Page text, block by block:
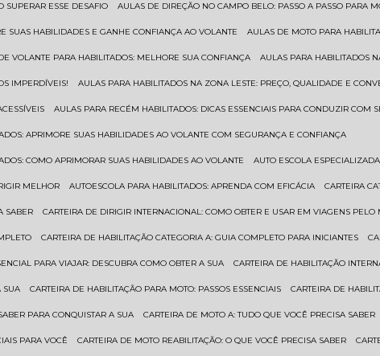
SUPERAR ESSE DESAFIO AULAS DE DIREÇÃO NO CAMPO BELO: PASSO A PASSO PARA
SUAS HABILIDADES E GANHE CONFIANÇA AO VOLANTE AULAS DE MOTO PARA
DE VOLANTE PARA HABILITADOS: MELHORE SUA CONFIANÇA AULAS PARA HABILITADOS
IMPERDÍVEIS! AULAS PARA HABILITADOS NA ZONA LESTE: PREÇO, QUALIDADE E
AULAS PARA RECÉM HABILITADOS: DICAS ESSENCIAIS PARA CONDUZIR COM
APRIMORE SUAS HABILIDADES AO VOLANTE COM SEGURANÇA E CONFIANÇA
COMO APRIMORAR SUAS HABILIDADES AO VOLANTE AUTO ESCOLA
MELHOR AUTOESCOLA PARA HABILITADOS: APRENDA COM EFICÁCIA CARTEIRA
SABER CARTEIRA DE DIRIGIR INTERNACIONAL: COMO OBTER E USAR EM VIAGENS
CARTEIRA DE HABILITAÇÃO CATEGORIA A: GUIA COMPLETO PARA INICIANTES
PARA VIAJAR: DESCUBRA COMO OBTER A SUA CARTEIRA DE HABILITAÇÃO
SUA CARTEIRA DE HABILITAÇÃO PARA MOTO: PASSOS ESSENCIAIS CARTEIRA DE
PARA CONQUISTAR A SUA CARTEIRA DE MOTO A: TUDO QUE VOCÊ PRECISA SABER
PARA VOCÊ CARTEIRA DE MOTO REABILITAÇÃO: O QUE VOCÊ PRECISA SABER